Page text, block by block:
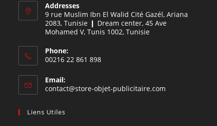
Addresses
9 rue Muslim Ibn El Walid Cité Gazél, Ariana
2083, Tunisie ❙ Dream center, 45 Ave
Mohamed V, Tunis 1002, Tunisie
Phone:
00216 22 861 898
Email:
contact@store-objet-publicitaire.com
Liens Utiles